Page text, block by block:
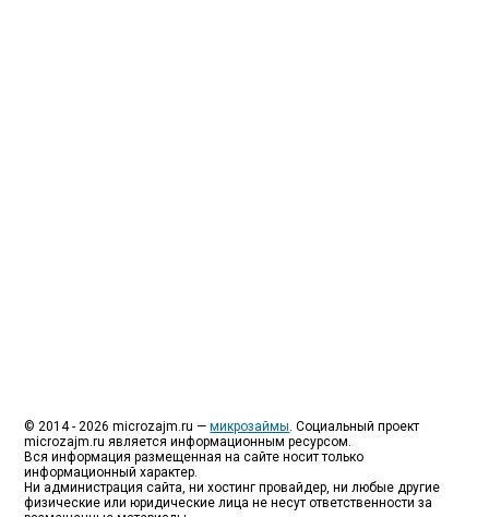
© 2014 - 2026 microzajm.ru —микрозаймы. Социальный проект
microzajm.ru является информационным ресурсом.
Вся информация размещенная на сайте носит только
информационный характер.
Ни администрация сайта, ни хостинг провайдер, ни любые другие
физические или юридические лица не несут ответственности за